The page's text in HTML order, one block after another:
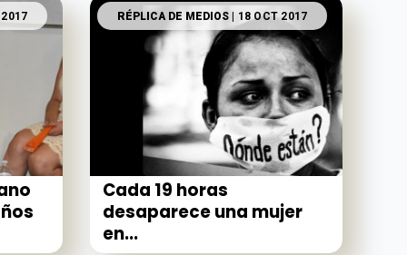
RÉPLICA DE MEDIOS | 18 OCT 2017
Cada 19 horas
desaparece una mujer
en...